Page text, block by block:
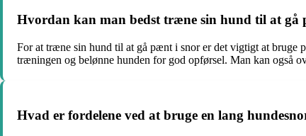
Hvordan kan man bedst træne sin hund til at gå
For at træne sin hund til at gå pænt i snor er det vigtigt at bruge
træningen og belønne hunden for god opførsel. Man kan også
Hvad er fordelene ved at bruge en lang